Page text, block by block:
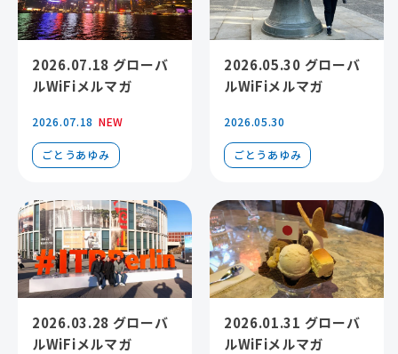
ごとうあゆみ
2026.07.18 グローバ
ルWiFiメルマガ
2026.07.18 NEW
ごとうあゆみ
2026.05.30 グローバ
ルWiFiメルマガ
2026.05.30
2026.03.28 グローバ
ルWiFiメルマガ
2026.01.31 グローバ
ルWiFiメルマガ